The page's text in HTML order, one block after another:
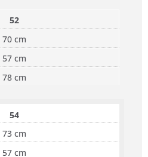
52
70 cm
57 cm
78 cm
54
73 cm
57 cm